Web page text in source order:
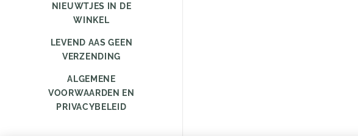
NIEUWTJES IN DE
WINKEL
LEVEND AAS GEEN
VERZENDING
ALGEMENE
VOORWAARDEN EN
PRIVACYBELEID